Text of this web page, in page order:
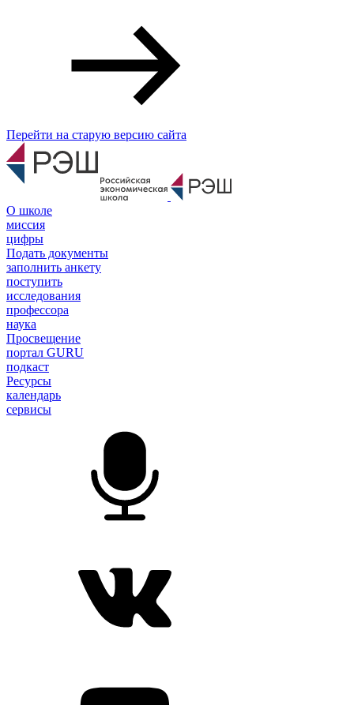
Перейти на старую версию сайта
О школе
миссия
цифры
Подать документы
заполнить анкету
поступить
исследования
профессора
наука
Просвещение
портал GURU
подкаст
Ресурсы
календарь
сервисы